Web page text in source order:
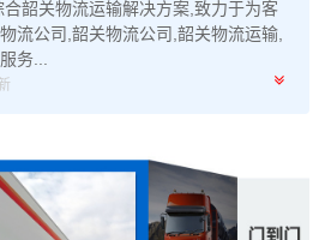
韶关物流运输解决方案,致力于为客
流公司,韶关物流公司,韶关物流运输,
务...